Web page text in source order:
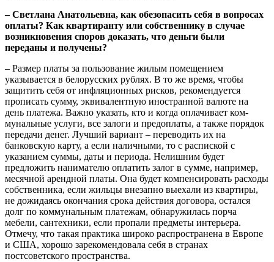
– Светлана Анатольевна, как обезопасить себя в вопросах
оплаты? Как квартиранту или собственнику в случае
возникновения споров доказать, что деньги были
переданы и получены?
– Размер платы за пользование жилым помещением
указывается в белорусских рублях. В то же время, чтобы
защитить себя от инфляционных рисков, рекомендуется
прописать сумму, эквивалентную иностранной валюте на
день платежа. Важно указать, кто и когда оплачивает ком­
мунальные услуги, все залоги и предоплаты, а также порядок
передачи денег. Лучший вариант – переводить их на
банковскую карту, а если наличными, то с распиской с
указанием суммы, даты и периода. Нелишним будет
предложить нанимателю оплатить залог в сумме, например,
месячной арендной платы. Она будет компенсировать расходы
собственника, если жильцы внезапно выехали из квартиры,
не дожидаясь окончания срока действия договора, остался
долг по коммунальным платежам, обнаружилась порча
мебели, сантехники, если пропали предметы интерьера.
Отмечу, что такая практика широко распространена в Европе
и США, хорошо зарекомендовала себя в странах
постсоветского пространства.